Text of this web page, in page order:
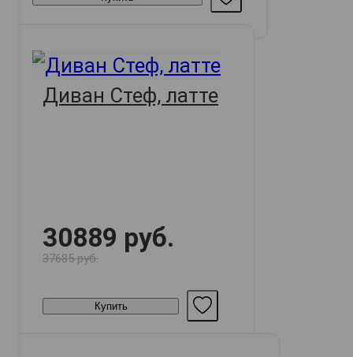
Диван Стеф, латте
30889 руб.
37685 руб.
Купить